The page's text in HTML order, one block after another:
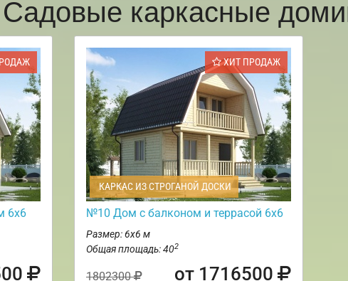
Садовые каркасные
6х6
ХИТ ПРОДАЖ
КАРКАС ИЗ СТРОГАНОЙ ДОСКИ
№10 Дом с балконом и террасой 6х6
Размер: 6х6 м
Общая площадь: 402
1802300 от 1716500